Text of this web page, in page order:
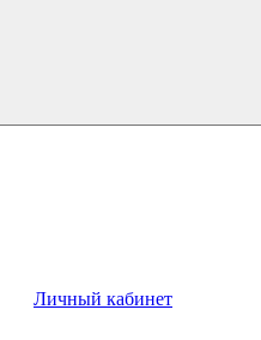
Личный кабинет